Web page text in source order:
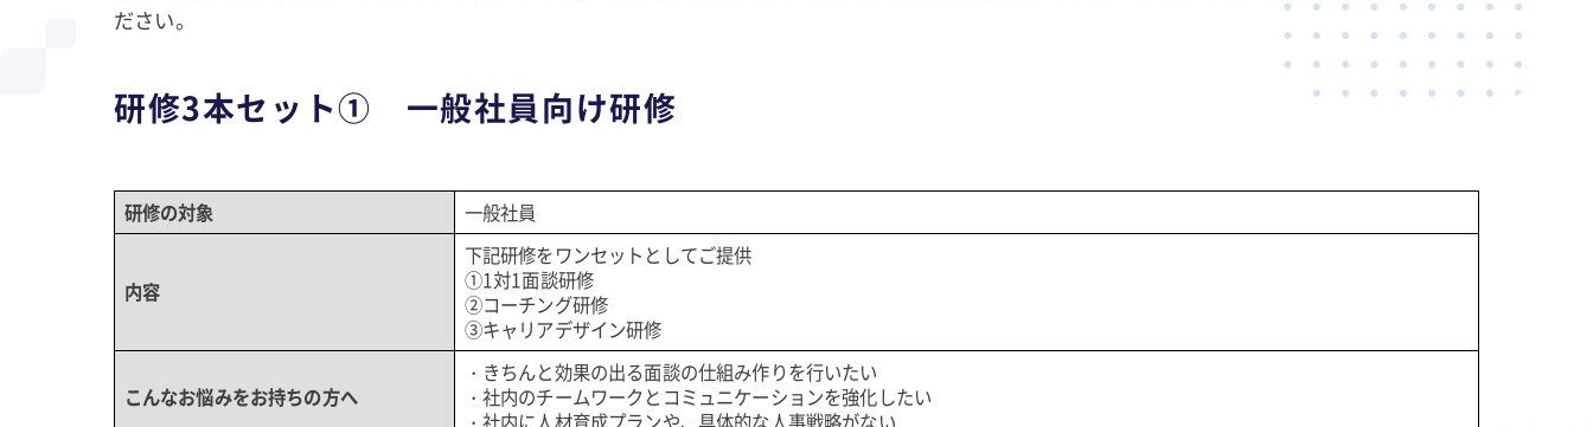
ださい。
研修3本セット① 一般社員向け研修
研修の対象 一般社員
内容
下記研修をワンセットとしてご提供
①1対1面談研修
②コーチング研修
③キャリアデザイン研修
こんなお悩みをお持ちの方へ
・きちんと効果の出る面談の仕組み作りを行いたい
・社内のチームワークとコミュニケーションを強化したい
・社内に人材育成プランや、具体的な人事戦略がない